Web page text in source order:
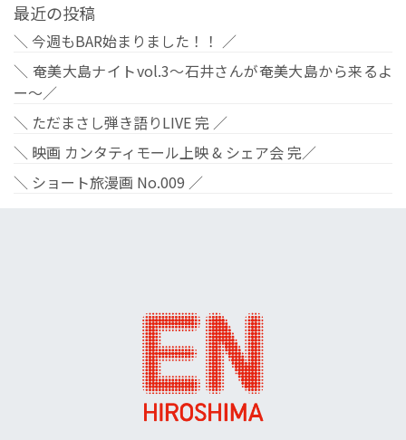
最近の投稿
＼ 今週もBAR始まりました！！ ／
＼ 奄美大島ナイトvol.3〜石井さんが奄美大島から来るよ
ー〜／
＼ ただまさし弾き語りLIVE 完 ／
＼ 映画 カンタティモール上映 & シェア会 完／
＼ ショート旅漫画 No.009 ／